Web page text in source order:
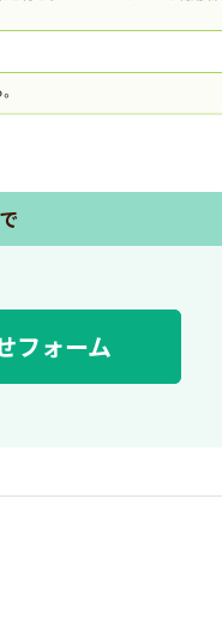
フォーム